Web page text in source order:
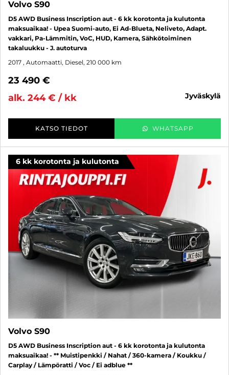
Volvo S90
D5 AWD Business Inscription aut - 6 kk korotonta ja kulutonta
maksuaikaa! - Upea Suomi-auto, Ei Ad-Blueta, Neliveto, Adapt.
vakkari, Pa-Lämmitin, VoC, HUD, Kamera, Sähkötoiminen
takaluukku - J. autoturva
2017 , Automaatti, Diesel, 210 000 km
23 490 €
alk. 244 € / kk
jyväskylä
KATSO TIEDOT WHATSAPP
6 kk korotonta ja kulutonta
Volvo S90
D5 AWD Business Inscription aut - 6 kk korotonta ja kulutonta
maksuaikaa! - ** Muistipenkki / Nahat / 360-kamera / Koukku /
Carplay / Lämpöratti / Voc / Ei adblue **